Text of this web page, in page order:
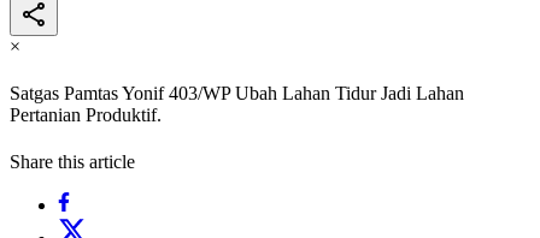
×
Satgas Pamtas Yonif 403/WP Ubah Lahan Tidur Jadi Lahan
Pertanian Produktif.
Share this article